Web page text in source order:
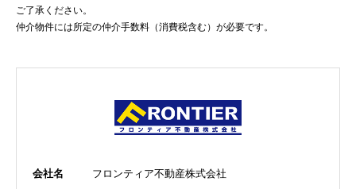
ご了承ください。
仲介物件には所定の仲介手数料（消費税含む）が必要です。
会社名
フロンティア不動産株式会社